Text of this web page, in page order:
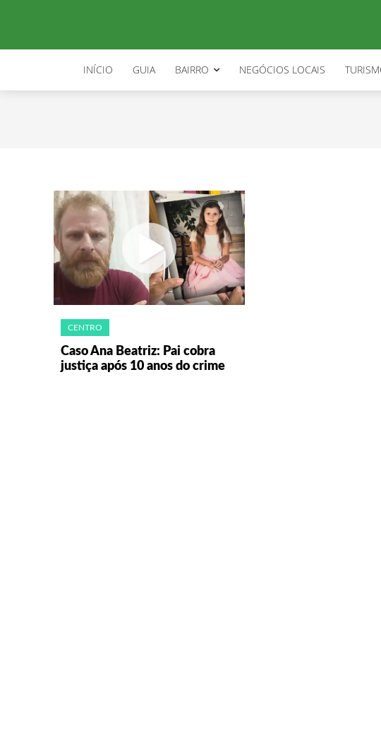
INÍCIO GUIA BAIRRO NEGÓCIOS LOCAIS
caso ana beatriz
CENTRO
Caso Ana Beatriz: Pai cobra
justiça após 10 anos do crime